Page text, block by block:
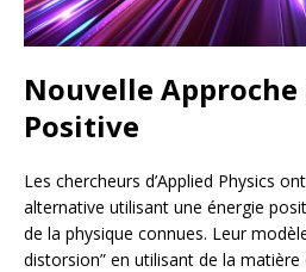
Nouvelle Approche
Positive
Les chercheurs d’Applied Physics
alternative utilisant une énergie
de la physique connues. Leur
distorsion” en utilisant de la